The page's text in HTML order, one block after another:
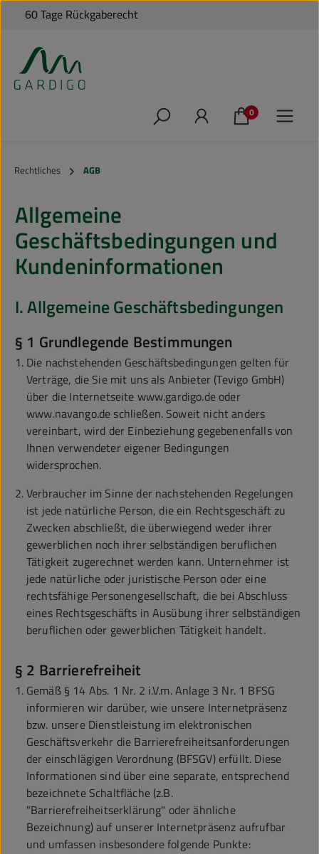
Zum Hauptinhalt springen49,‑ €*
60 Tage Rückgaberecht
0
Rechtliches AGB
Allgemeine
Geschäftsbedingungen und
Kundeninformationen
I. Allgemeine Geschäftsbedingungen
§ 1 Grundlegende Bestimmungen
Die nachstehenden Geschäftsbedingungen gelten für
Verträge, die Sie mit uns als Anbieter (Tevigo GmbH)
über die Internetseite www.gardigo.de oder
www.navango.de schließen. Soweit nicht anders
vereinbart, wird der Einbeziehung gegebenenfalls von
Ihnen verwendeter eigener Bedingungen
widersprochen.
Verbraucher im Sinne der nachstehenden Regelungen
ist jede natürliche Person, die ein Rechtsgeschäft zu
Zwecken abschließt, die überwiegend weder ihrer
gewerblichen noch ihrer selbständigen beruflichen
Tätigkeit zugerechnet werden kann. Unternehmer ist
jede natürliche oder juristische Person oder eine
rechtsfähige Personengesellschaft, die bei Abschluss
eines Rechtsgeschäfts in Ausübung ihrer selbständigen
beruflichen oder gewerblichen Tätigkeit handelt.
§ 2 Barrierefreiheit
Gemäß § 14 Abs. 1 Nr. 2 i.V.m. Anlage 3 Nr. 1 BFSG
informieren wir darüber, wie unsere Internetpräsenz
bzw. unsere Dienstleistung im elektronischen
Geschäftsverkehr die Barrierefreiheitsanforderungen
der einschlägigen Verordnung (BFSGV) erfüllt. Diese
Informationen sind über eine separate, entsprechend
bezeichnete Schaltfläche (z.B.
"Barrierefreiheitserklärung" oder ähnliche
Bezeichnung) auf unserer Internetpräsenz aufrufbar
und umfassen insbesondere folgende Punkte: